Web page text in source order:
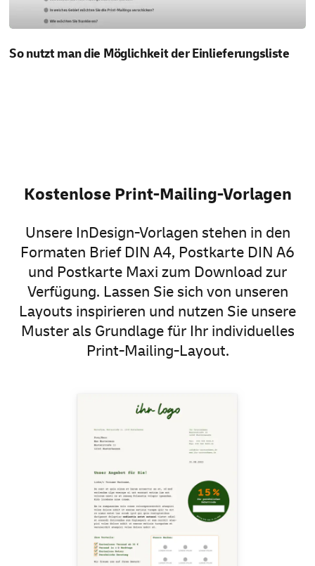
So nutzt man die Möglichkeit der Einlieferungsliste
Kostenlose Print-Mailing-Vorlagen
Unsere InDesign-Vorlagen stehen in den
Formaten Brief DIN A4, Postkarte DIN A6
und Postkarte Maxi zum Download zur
Verfügung. Lassen Sie sich von unseren
Layouts inspirieren und nutzen Sie unsere
Muster als Grundlage für Ihr individuelles
Print-Mailing-Layout.